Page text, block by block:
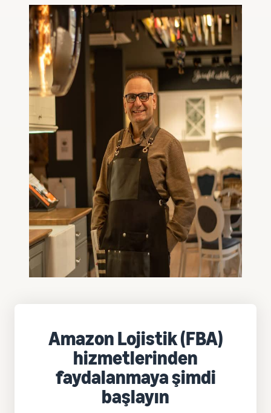
Amazon Lojistik (FBA)
hizmetlerinden
faydalanmaya şimdi
başlayın